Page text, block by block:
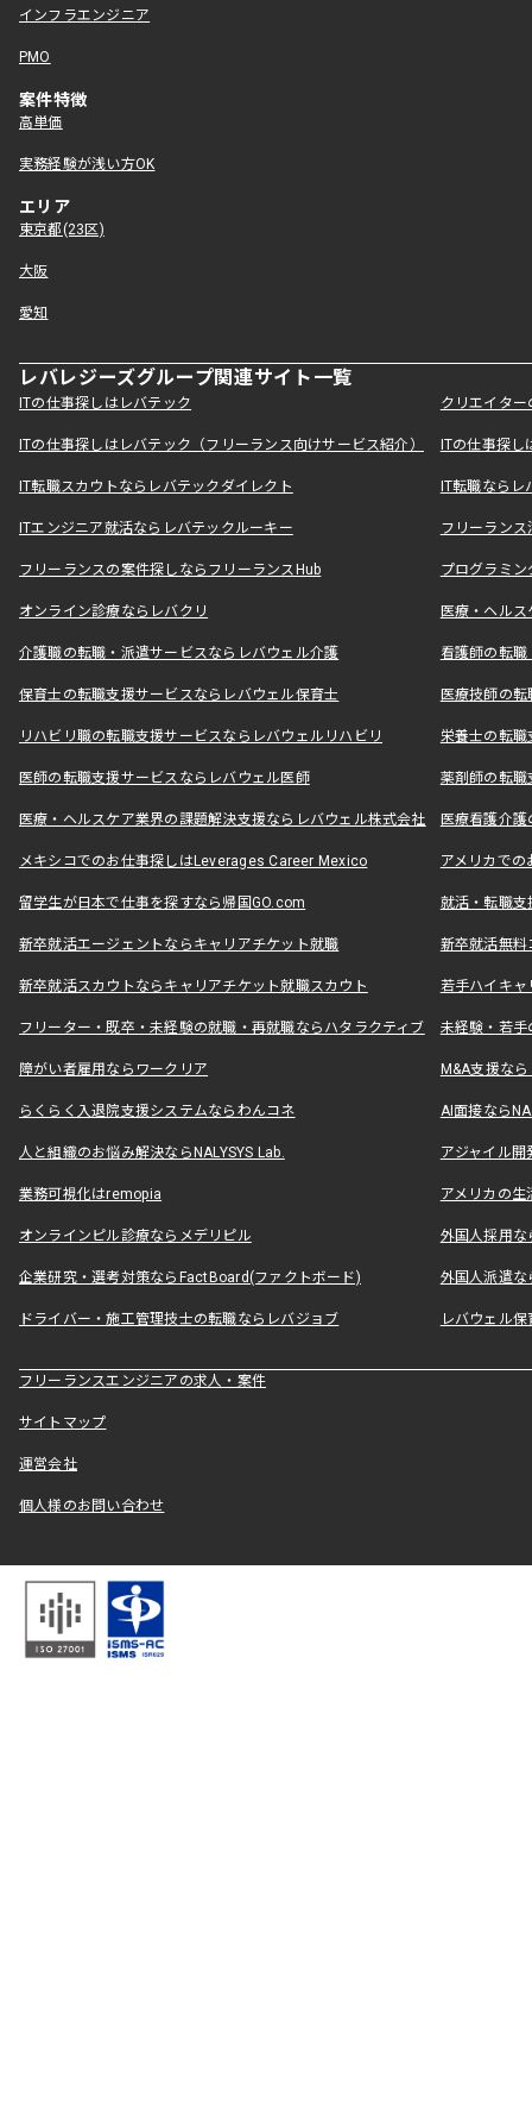
インフラエンジニア
PMO
案件特徴
高単価
実務経験が浅い方OK
エリア
東京都(23区)
大阪
愛知
レバレジーズグループ関連サイト一覧
ITの仕事探しはレバテック クリエイタ
ITの仕事探しはレバテック（フリーランス向けサービス紹介） ITの仕事探
IT転職スカウトならレバテックダイレクト IT転職なら
ITエンジニア就活ならレバテックルーキー フリーラン
フリーランスの案件探しならフリーランスHub プログラミ
オンライン診療ならレバクリ 医療・ヘル
介護職の転職・派遣サービスならレバウェル介護 看護師の転
保育士の転職支援サービスならレバウェル保育士 医療技師の
リハビリ職の転職支援サービスならレバウェルリハビリ 栄養士の転
医師の転職支援サービスならレバウェル医師 薬剤師の転
医療・ヘルスケア業界の課題解決支援ならレバウェル株式会社 医療看護介
メキシコでのお仕事探しはLeverages Career Mexico アメリカで
留学生が日本で仕事を探すなら帰国GO.com 就活・転職
新卒就活エージェントならキャリアチケット就職 新卒就活無料
新卒就活スカウトならキャリアチケット就職スカウト 若手ハイキ
フリーター・既卒・未経験の就職・再就職ならハタラクティブ 未経験・若手
障がい者雇用ならワークリア M&A支援な
らくらく入退院支援システムならわんコネ AI面接なら
人と組織のお悩み解決ならNALYSYS Lab. アジャイル
業務可視化はremopia アメリカの
オンラインピル診療ならメデリピル 外国人採用
企業研究・選考対策ならFactBoard(ファクトボード) 外国人派遣な
ドライバー・施工管理技士の転職ならレバジョブ レバウェル
フリーランスエンジニアの求人・案件
サイトマップ
運営会社
個人様のお問い合わせ